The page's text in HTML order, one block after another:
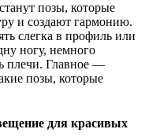
позы, которые
и создают гармонию.
слегка в профиль или
ногу, немного
плечи. Главное —
позы, которые
для красивых